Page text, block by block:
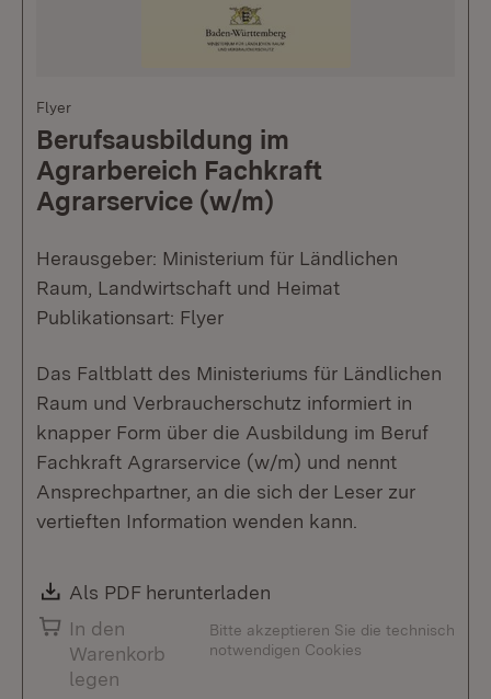
Flyer
Berufsausbildung im
Agrarbereich Fachkraft
Agrarservice (w/m)
Herausgeber: Ministerium für Ländlichen
Raum, Landwirtschaft und Heimat
Publikationsart: Flyer
Das Faltblatt des Ministeriums für Ländlichen
Raum und Verbraucherschutz informiert in
knapper Form über die Ausbildung im Beruf
Fachkraft Agrarservice (w/m) und nennt
Ansprechpartner, an die sich der Leser zur
vertieften Information wenden kann.
Download:
Als PDF herunterladen
In den
Warenkorb
legen
Bitte akzeptieren Sie die technisch
notwendigen Cookies